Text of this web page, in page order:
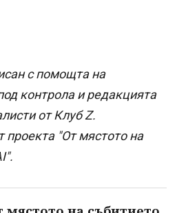
с помощта на
контрола и редакцията
от Клуб Z.
проекта "От мястото на